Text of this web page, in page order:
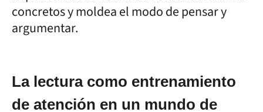
concretos y moldea el modo de pensar y
argumentar.
La lectura como entrenamiento
de atención en un mundo de